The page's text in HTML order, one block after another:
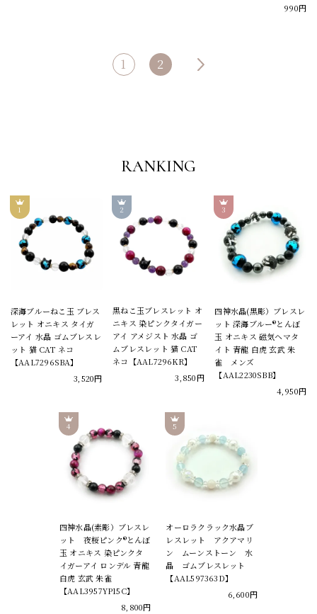
990円
1 2
RANKING
深海ブルーねこ玉 ブレス
レット オニキス タイガ
ーアイ 水晶 ゴムブレスレ
ット 猫 CAT ネコ
【AAL7296SBA】
3,520円
黒ねこ玉ブレスレット オ
ニキス 染ピンクタイガー
アイ アメジスト 水晶 ゴ
ムブレスレット 猫 CAT
ネコ【AAL7296KR】
3,850円
四神水晶(黒彫）ブレスレ
ット 深海ブルー®とんぼ
玉 オニキス 磁気ヘマタ
イト 青龍 白虎 玄武 朱
雀 メンズ
【AAL2230SBB】
4,950円
四神水晶(素彫）ブレスレ
ット 夜桜ピンク®とんぼ
玉 オニキス 染ピンクタ
イガーアイ ロンデル 青龍
白虎 玄武 朱雀
【AAL3957YP15C】
8,800円
オーロラクラック水晶ブ
レスレット アクアマリ
ン ムーンストーン 水
晶 ゴムブレスレット
【AAL597363D】
6,600円